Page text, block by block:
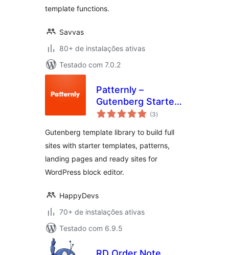
template functions.
Savvas
80+ de instalações ativas
Testado com 7.0.2
Patternly –
Gutenberg Starter
Templates,
WordPress Landing
Pages & Sites
(3total
de
)
Gutenberg template library to build full
sites with starter templates, patterns,
landing pages and ready sites for
WordPress block editor.
HappyDevs
70+ de instalações ativas
Testado com 6.9.5